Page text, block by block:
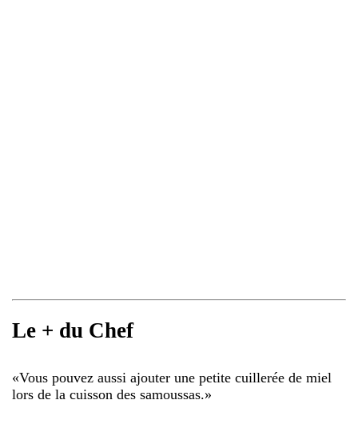
Le + du Chef
«Vous pouvez aussi ajouter une petite cuillerée de miel
lors de la cuisson des samoussas.»